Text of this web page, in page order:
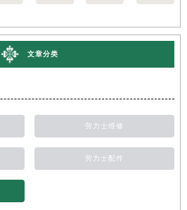
文章分类
劳力士维修
劳力士配件